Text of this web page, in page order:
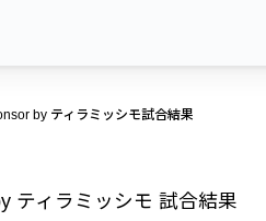
by ティラミッシモ試合結果
ティラミッシモ 試合結果